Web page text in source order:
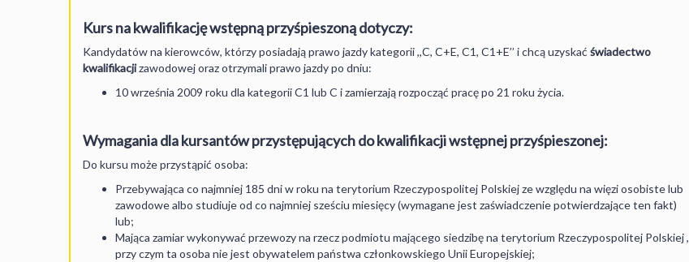
Kurs na kwalifikację wstępną przyśpieszoną dotyczy:
Kandydatów na kierowców, którzy posiadają prawo jazdy kategorii ,,C, C+E, C1, C1+E’’ i chcą uzyskać świadectwo
kwalifikacjizawodowej oraz otrzymali prawo jazdy po dniu:
10 września 2009 roku dla kategorii C1 lub C i zamierzają rozpocząć pracę po 21 roku życia.
Wymagania dla kursantów przystępujących do kwalifikacji wstępnej przyśpieszonej:
Do kursu może przystąpić osoba:
Przebywająca co najmniej 185 dni w roku na terytorium Rzeczypospolitej Polskiej ze względu na więzi osobiste lub
zawodowe albo studiuje od co najmniej sześciu miesięcy (wymagane jest zaświadczenie potwierdzające ten fakt)
lub;
Mająca zamiar wykonywać przewozy na rzecz podmiotu mającego siedzibę na terytorium Rzeczypospolitej Polskiej ,
przy czym ta osoba nie jest obywatelem państwa członkowskiego Unii Europejskiej;